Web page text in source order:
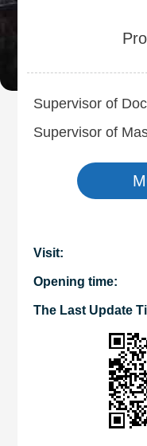
Supervisor of
Supervisor of
Visit:
Opening time:
The Last Update